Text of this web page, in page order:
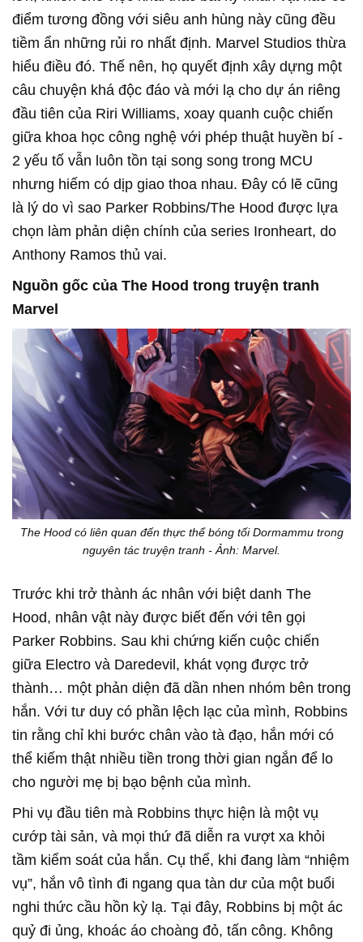
điểm tương đồng với siêu anh hùng này cũng đều
tiềm ẩn những rủi ro nhất định. Marvel Studios thừa
hiểu điều đó. Thế nên, họ quyết định xây dựng một
câu chuyện khá độc đáo và mới lạ cho dự án riêng
đầu tiên của Riri Williams, xoay quanh cuộc chiến
giữa khoa học công nghệ với phép thuật huyền bí -
2 yếu tố vẫn luôn tồn tại song song trong MCU
nhưng hiếm có dịp giao thoa nhau. Đây có lẽ cũng
là lý do vì sao Parker Robbins/The Hood được lựa
chọn làm phản diện chính của series Ironheart, do
Anthony Ramos thủ vai.
Nguồn gốc của The Hood trong truyện tranh
Marvel
The Hood có liên quan đến thực thể bóng tối Dormammu trong
nguyên tác truyện tranh - Ảnh: Marvel.
Trước khi trở thành ác nhân với biệt danh The
Hood, nhân vật này được biết đến với tên gọi
Parker Robbins. Sau khi chứng kiến cuộc chiến
giữa Electro và Daredevil, khát vọng được trở
thành… một phản diện đã dần nhen nhóm bên trong
hắn. Với tư duy có phần lệch lạc của mình, Robbins
tin rằng chỉ khi bước chân vào tà đạo, hắn mới có
thể kiếm thật nhiều tiền trong thời gian ngắn để lo
cho người mẹ bị bạo bệnh của mình.
Phi vụ đầu tiên mà Robbins thực hiện là một vụ
cướp tài sản, và mọi thứ đã diễn ra vượt xa khỏi
tầm kiểm soát của hắn. Cụ thể, khi đang làm “nhiệm
vụ”, hắn vô tình đi ngang qua tàn dư của một buổi
nghi thức cầu hồn kỳ lạ. Tại đây, Robbins bị một ác
quỷ đi ủng, khoác áo choàng đỏ, tấn công. Không